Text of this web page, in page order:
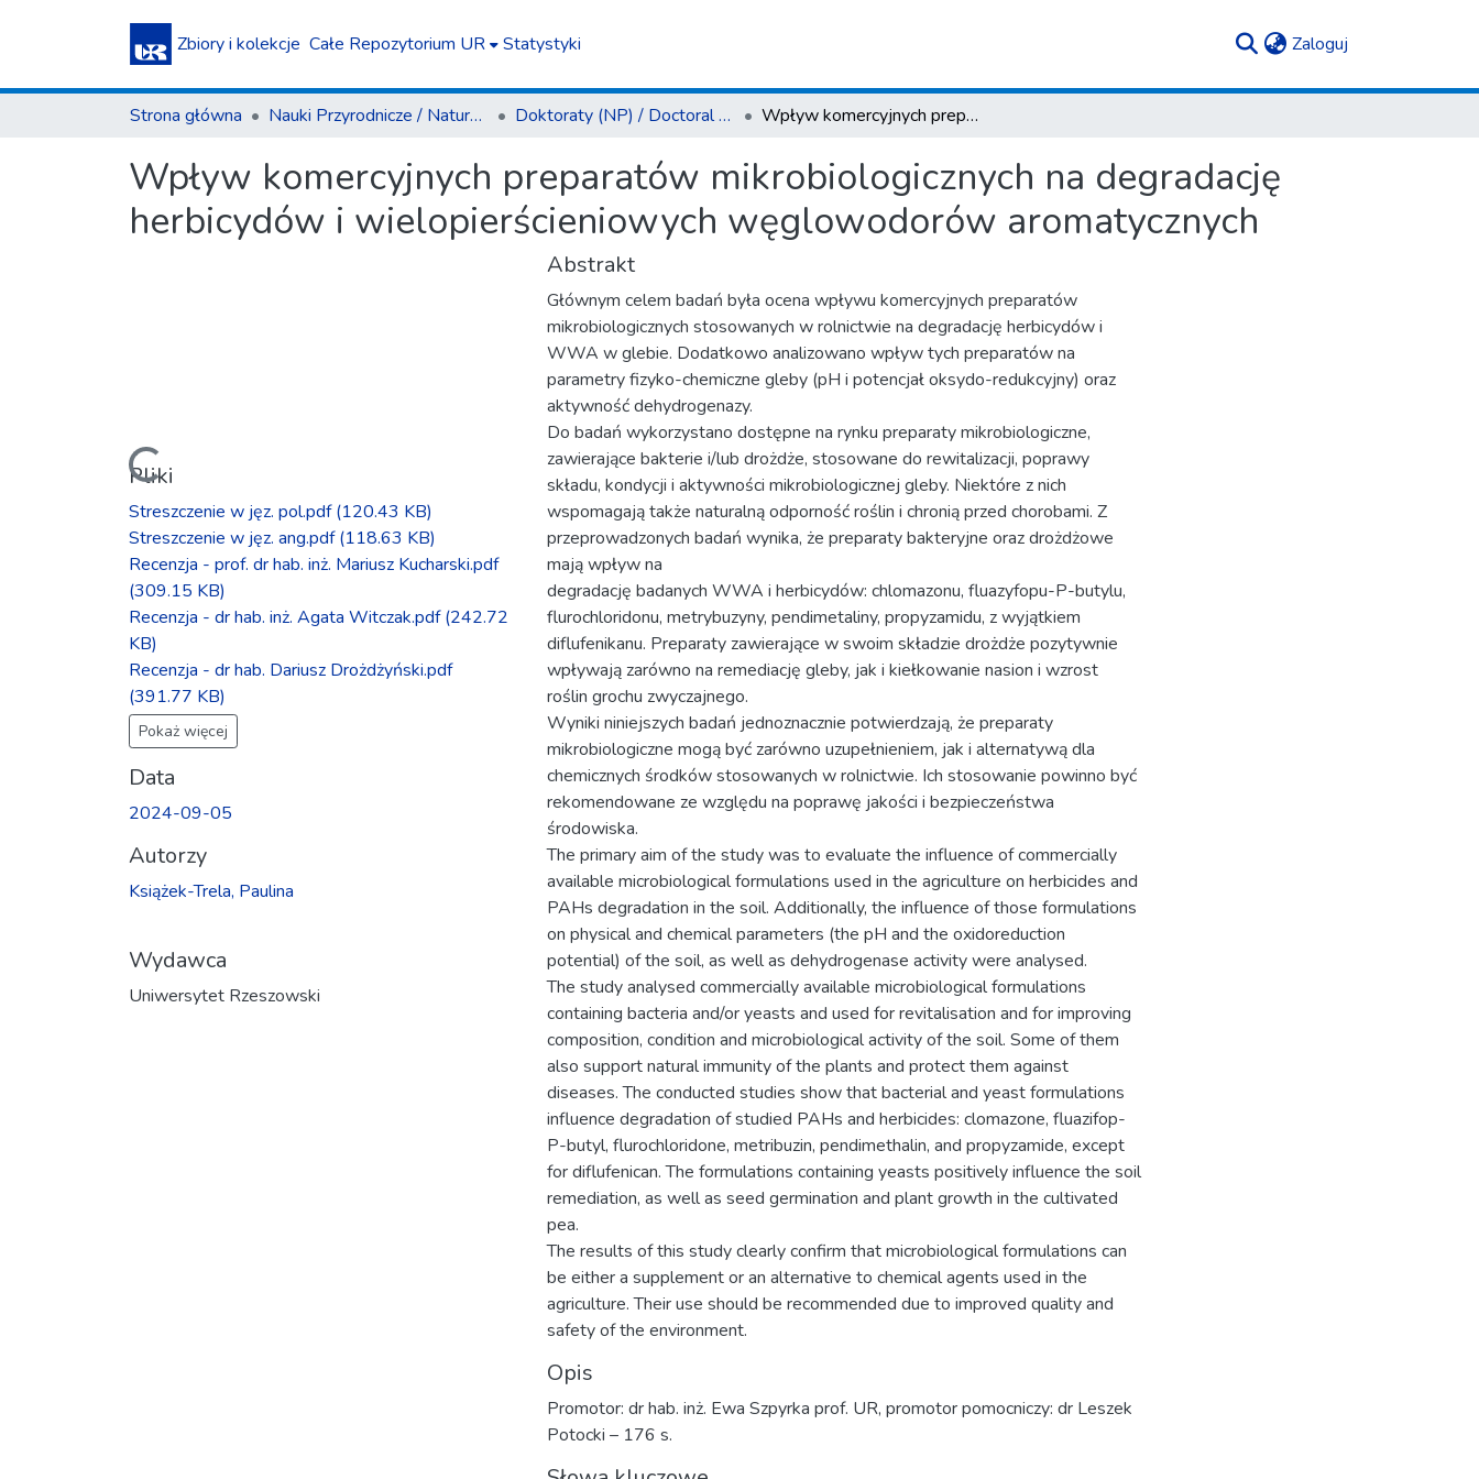
Zbiory i kolekcje Całe Repozytorium UR Statystyki Zaloguj
Strona główna Nauki Przyrodnicze / Natural Sciences Doktoraty (NP) / Doctoral Theses (NS) Wpływ komercyjnych preparatów mikrobiologicznych na degradację herbicydów i wielopierścieniowych węglowodorów aromatycznych
Wpływ komercyjnych preparatów mikrobiologicznych na degradację
herbicydów i wielopierścieniowych węglowodorów aromatycznych
Ładowanie...
Pliki
Streszczenie w jęz. pol.pdf(120.43 KB)
Streszczenie w jęz. ang.pdf(118.63 KB)
Recenzja - prof. dr hab. inż. Mariusz Kucharski.pdf
(309.15 KB)
Recenzja - dr hab. inż. Agata Witczak.pdf(242.72
KB)
Recenzja - dr hab. Dariusz Drożdżyński.pdf
(391.77 KB)
Pokaż więcej
Data
2024-09-05
Autorzy
Książek-Trela, Paulina
Wydawca
Uniwersytet Rzeszowski
Abstrakt
Głównym celem badań była ocena wpływu komercyjnych preparatów
mikrobiologicznych stosowanych w rolnictwie na degradację herbicydów i
WWA w glebie. Dodatkowo analizowano wpływ tych preparatów na
parametry fizyko-chemiczne gleby (pH i potencjał oksydo-redukcyjny) oraz
aktywność dehydrogenazy.
Do badań wykorzystano dostępne na rynku preparaty mikrobiologiczne,
zawierające bakterie i/lub drożdże, stosowane do rewitalizacji, poprawy
składu, kondycji i aktywności mikrobiologicznej gleby. Niektóre z nich
wspomagają także naturalną odporność roślin i chronią przed chorobami. Z
przeprowadzonych badań wynika, że preparaty bakteryjne oraz drożdżowe
mają wpływ na
degradację badanych WWA i herbicydów: chlomazonu, fluazyfopu-P-butylu,
flurochloridonu, metrybuzyny, pendimetaliny, propyzamidu, z wyjątkiem
diflufenikanu. Preparaty zawierające w swoim składzie drożdże pozytywnie
wpływają zarówno na remediację gleby, jak i kiełkowanie nasion i wzrost
roślin grochu zwyczajnego.
Wyniki niniejszych badań jednoznacznie potwierdzają, że preparaty
mikrobiologiczne mogą być zarówno uzupełnieniem, jak i alternatywą dla
chemicznych środków stosowanych w rolnictwie. Ich stosowanie powinno być
rekomendowane ze względu na poprawę jakości i bezpieczeństwa
środowiska.
The primary aim of the study was to evaluate the influence of commercially
available microbiological formulations used in the agriculture on herbicides and
PAHs degradation in the soil. Additionally, the influence of those formulations
on physical and chemical parameters (the pH and the oxidoreduction
potential) of the soil, as well as dehydrogenase activity were analysed.
The study analysed commercially available microbiological formulations
containing bacteria and/or yeasts and used for revitalisation and for improving
composition, condition and microbiological activity of the soil. Some of them
also support natural immunity of the plants and protect them against
diseases. The conducted studies show that bacterial and yeast formulations
influence degradation of studied PAHs and herbicides: clomazone, fluazifop-
P-butyl, flurochloridone, metribuzin, pendimethalin, and propyzamide, except
for diflufenican. The formulations containing yeasts positively influence the soil
remediation, as well as seed germination and plant growth in the cultivated
pea.
The results of this study clearly confirm that microbiological formulations can
be either a supplement or an alternative to chemical agents used in the
agriculture. Their use should be recommended due to improved quality and
safety of the environment.
Opis
Promotor: dr hab. inż. Ewa Szpyrka prof. UR, promotor pomocniczy: dr Leszek
Potocki – 176 s.